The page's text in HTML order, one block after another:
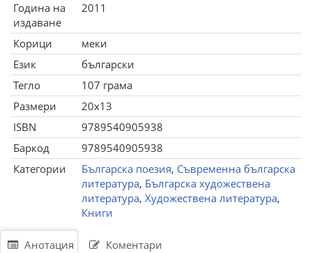
Година на
издаване
2011
Корици
меки
Език
български
Тегло
107 грама
Размери
20x13
ISBN
9789540905938
Баркод
9789540905938
Категории
Българска поезия, Съвременна българска
литература, Българска художествена
литература, Художествена литература,
Книги
Анотация Коментари